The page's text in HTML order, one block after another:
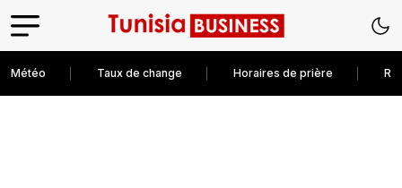
Météo Taux de change Horaires de prière